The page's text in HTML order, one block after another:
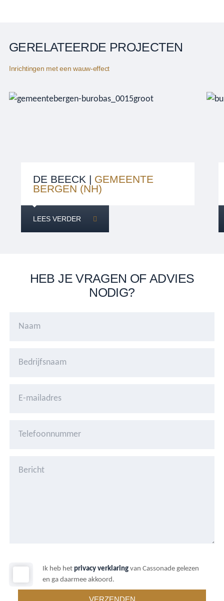
GERELATEERDE PROJECTEN
Inrichtingen met een wauw-effect
DE BEECK | GEMEENTE
BERGEN (NH)
LEES VERDER
HEB JE VRAGEN OF ADVIES
NODIG?
Ik heb het privacy verklaring van Cassonade gelezen
en ga daarmee akkoord.